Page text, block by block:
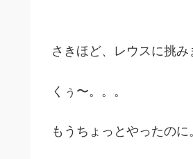
さきほど、レウスに挑
くぅ〜。。。
もうちょっとやったのに